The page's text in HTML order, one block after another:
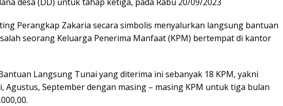
Perangkap Zakaria secara simbolis menyalurkan langsung bantuan
seorang Keluarga Penerima Manfaat (KPM) bertempat di kantor
Langsung Tunai yang diterima ini sebanyak 18 KPM, yakni
Agustus, September dengan masing – masing KPM untuk tiga bulan